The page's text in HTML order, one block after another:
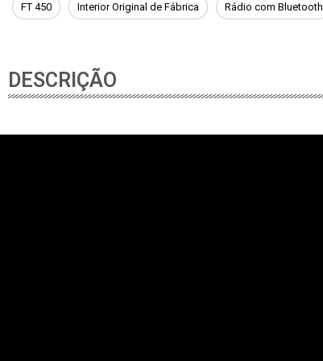
FT 450 Interior Original de Fábrica Rádio com Bluetooth
DESCRIÇÃO